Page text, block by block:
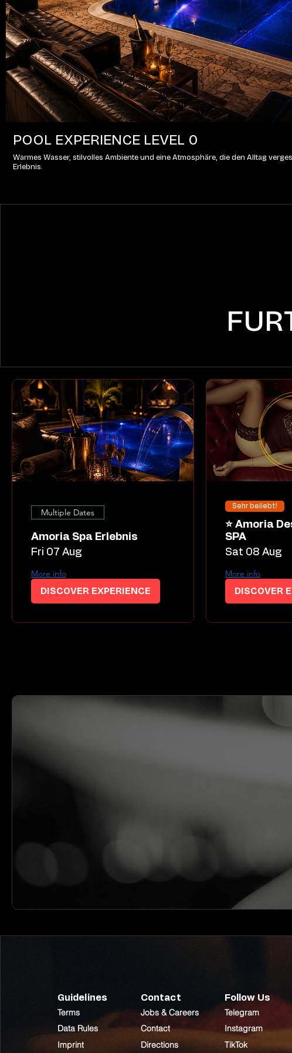
POOL EXPERIENCE LEVEL 0
Warmes Wasser, stilvolles Ambiente und eine Atmosphäre, die den Alltag
Erlebnis.
Multiple Dates
Amoria Spa Erlebnis
Fri 07 Aug
More info
DISCOVER EXPERIENCE
Sehr beliebt!
⭐ Amoria Dessous Night
SPA
Sat 08 Aug
More info
DISCOVER
Guidelines
Terms
Data Rules
Imprint
Contact
Jobs & Careers
Contact
Directions
Follow Us
Telegram
Instagram
TikTok